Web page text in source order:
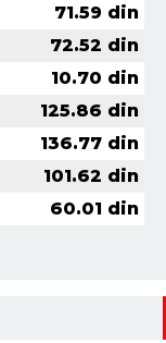
71.59 din
72.52 din
10.70 din
125.86 din
136.77 din
101.62 din
60.01 din